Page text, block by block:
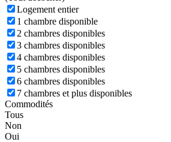
Logement entier
1 chambre disponible
2 chambres disponibles
3 chambres disponibles
4 chambres disponibles
5 chambres disponibles
6 chambres disponibles
7 chambres et plus disponibles
Commodités
Tous
Non
Oui